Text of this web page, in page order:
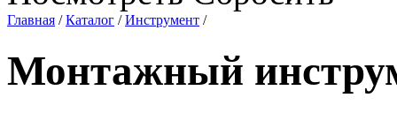
Главная /Каталог /Инструмент /
Монтажный